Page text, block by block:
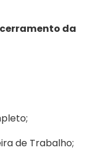
da
de Trabalho;